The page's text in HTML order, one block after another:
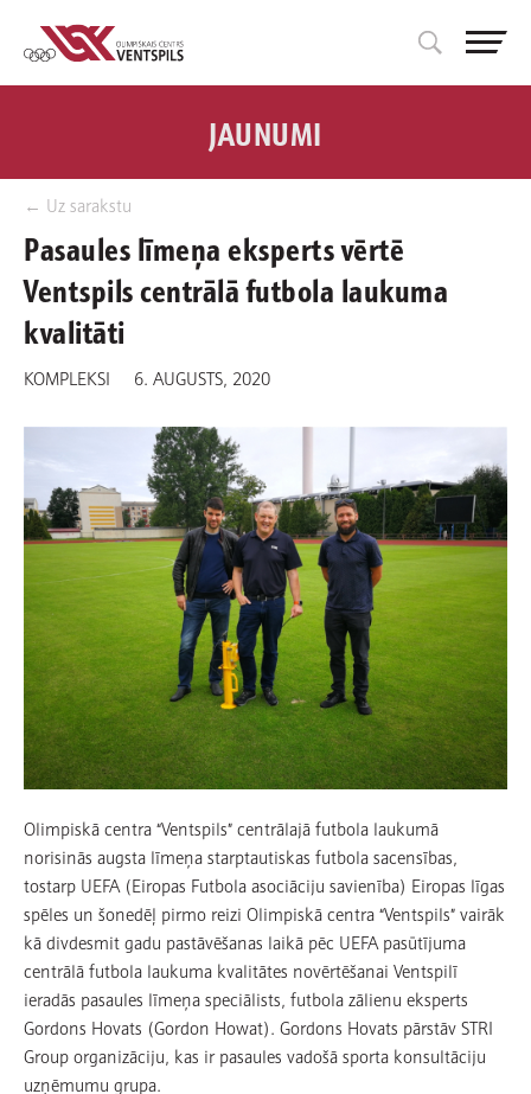
← Uz sarakstu
JAUNUMI
Pasaules līmeņa eksperts vērtē
Ventspils centrālā futbola laukuma
kvalitāti
KOMPLEKSI 6. AUGUSTS, 2020
Olimpiskā centra “Ventspils” centrālajā futbola laukumā
norisinās augsta līmeņa starptautiskas futbola sacensības,
tostarp UEFA (Eiropas Futbola asociāciju savienība) Eiropas līgas
spēles un šonedēļ pirmo reizi Olimpiskā centra “Ventspils” vairāk
kā divdesmit gadu pastāvēšanas laikā pēc UEFA pasūtījuma
centrālā futbola laukuma kvalitātes novērtēšanai Ventspilī
ieradās pasaules līmeņa speciālists, futbola zālienu eksperts
Gordons Hovats (Gordon Howat). Gordons Hovats pārstāv STRI
Group organizāciju, kas ir pasaules vadošā sporta konsultāciju
uzņēmumu grupa.